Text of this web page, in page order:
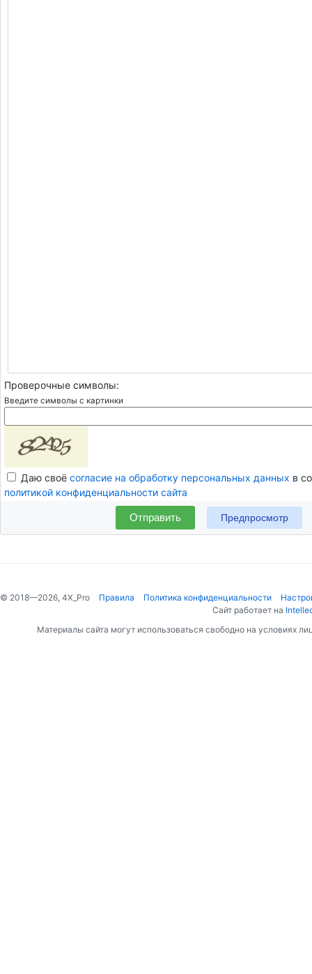
Проверочные символы:
Введите символы с картинки
Даю своё согласие на обработку персональных данных в
политикой конфиденциальности сайта
Отправить
© 2018—2026, 4X_Pro Правила Политика конфиденциальности
Сайт работает на
Материалы сайта могут использоваться свободно на условиях